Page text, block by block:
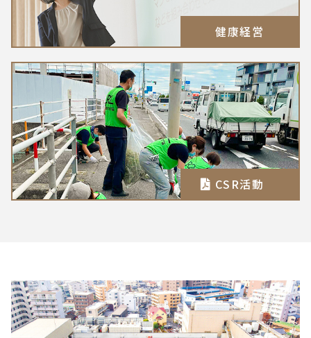
健康経営
CSR活動